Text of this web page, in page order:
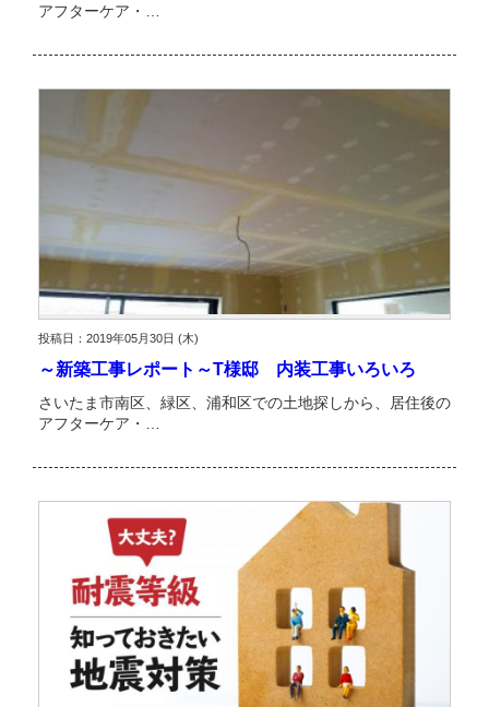
アフターケア・…
投稿日：2019年05月30日 (木)
～新築工事レポート～T様邸 内装工事いろいろ
さいたま市南区、緑区、浦和区での土地探しから、居住後の
アフターケア・…